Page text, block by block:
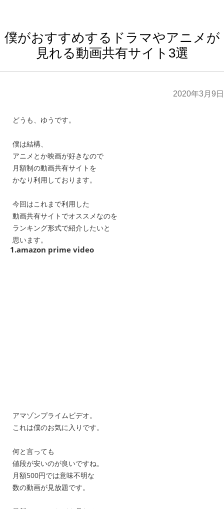
僕がおすすめするドラマやアニメが
見れる動画共有サイト3選
2020年3月9日
どうも、ゆうです。
僕は結構、
アニメとか映画が好きなので
月額制の動画共有サイトを
かなり利用しております。
今回はこれまで利用した
動画共有サイトでオススメなのを
ランキング形式で紹介したいと
思います。
1.amazon prime video
アマゾンプライムビデオ。
これは僕のお気に入りです。
何と言っても
値段が安いのが良いですね。
月額500円では意味不明な
数の動画が見放題です。